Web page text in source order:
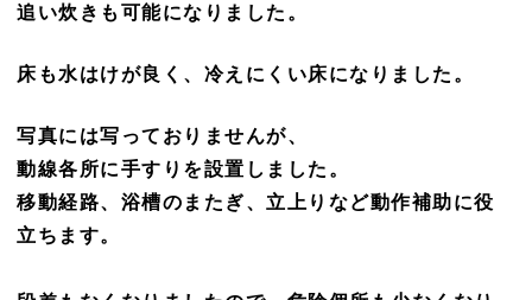
追い炊きも可能になりました。
床も水はけが良く、冷えにくい床になりました。
写真には写っておりませんが、
動線各所に手すりを設置しました。
移動経路、浴槽のまたぎ、立上りなど動作補助に役
立ちます。